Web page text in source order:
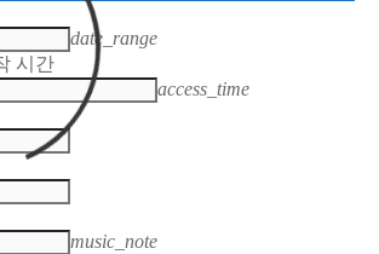
date_range
시간
access_time
music_note